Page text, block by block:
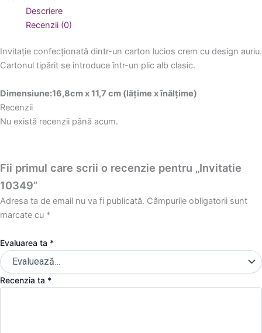
Descriere
Recenzii (0)
Invitație confecționată dintr-un carton lucios crem cu design auriu.
Cartonul tipărit se introduce într-un plic alb clasic.
Dimensiune:16,8cm x 11,7 cm (lățime x înălțime)
Recenzii
Nu există recenzii până acum.
Fii primul care scrii o recenzie pentru „Invitatie
10349”
Adresa ta de email nu va fi publicată. Câmpurile obligatorii sunt
marcate cu *
Evaluarea ta *
Recenzia ta *